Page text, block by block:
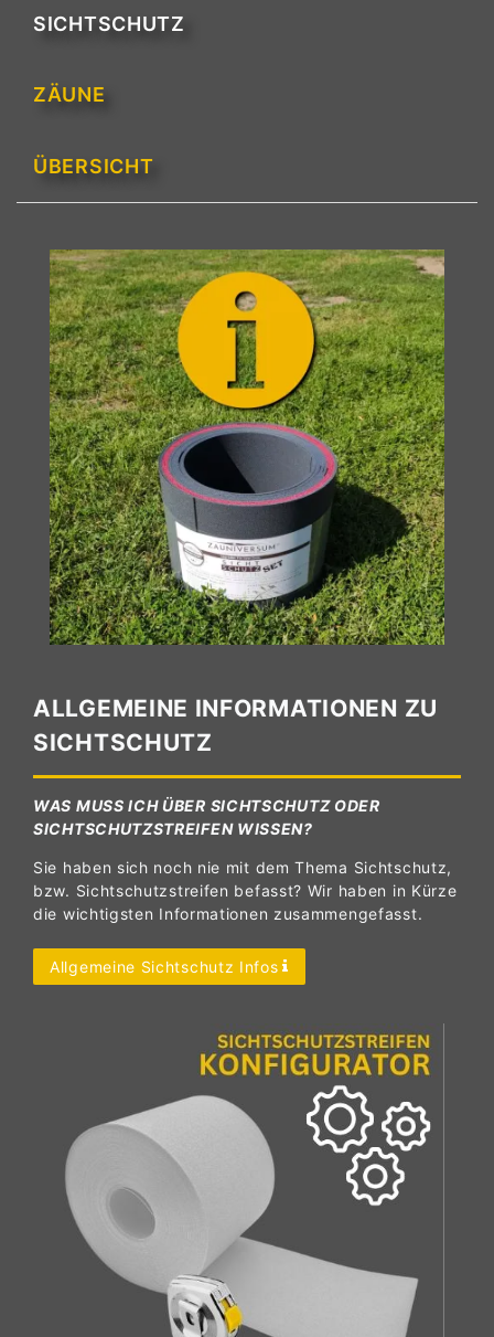
SICHTSCHUTZ
ZÄUNE
ÜBERSICHT
ALLGEMEINE INFORMATIONEN ZU
SICHTSCHUTZ
WAS MUSS ICH ÜBER SICHTSCHUTZ ODER
SICHTSCHUTZSTREIFEN WISSEN?
Sie haben sich noch nie mit dem Thema Sichtschutz,
bzw. Sichtschutzstreifen befasst? Wir haben in Kürze
die wichtigsten Informationen zusammengefasst.
Allgemeine Sichtschutz Infos